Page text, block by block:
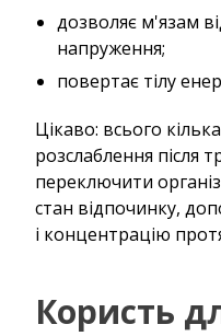
дозволяє м'язам
напруження;
повертає тілу
Цікаво: всього
розслаблення після
переключити
стан відпочинку,
і концентрацію
Користь